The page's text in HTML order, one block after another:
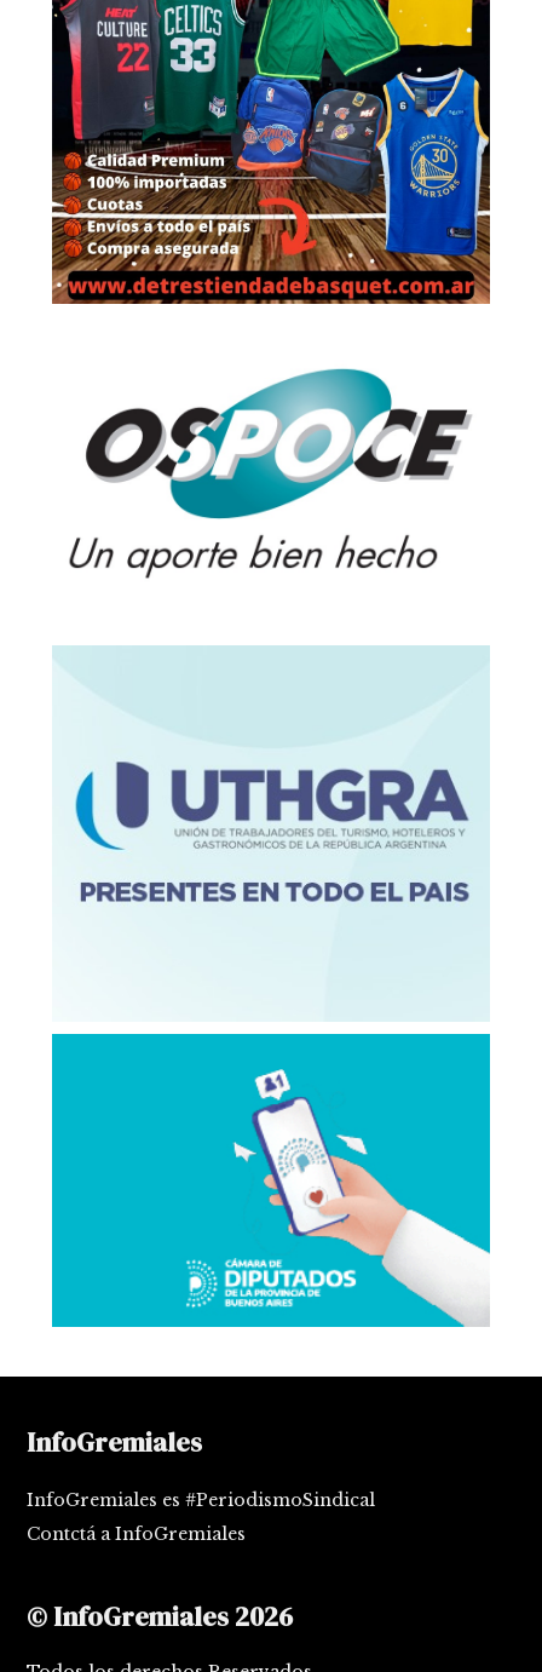
InfoGremiales
InfoGremiales es #PeriodismoSindical
Contctá a InfoGremiales
© InfoGremiales 2026